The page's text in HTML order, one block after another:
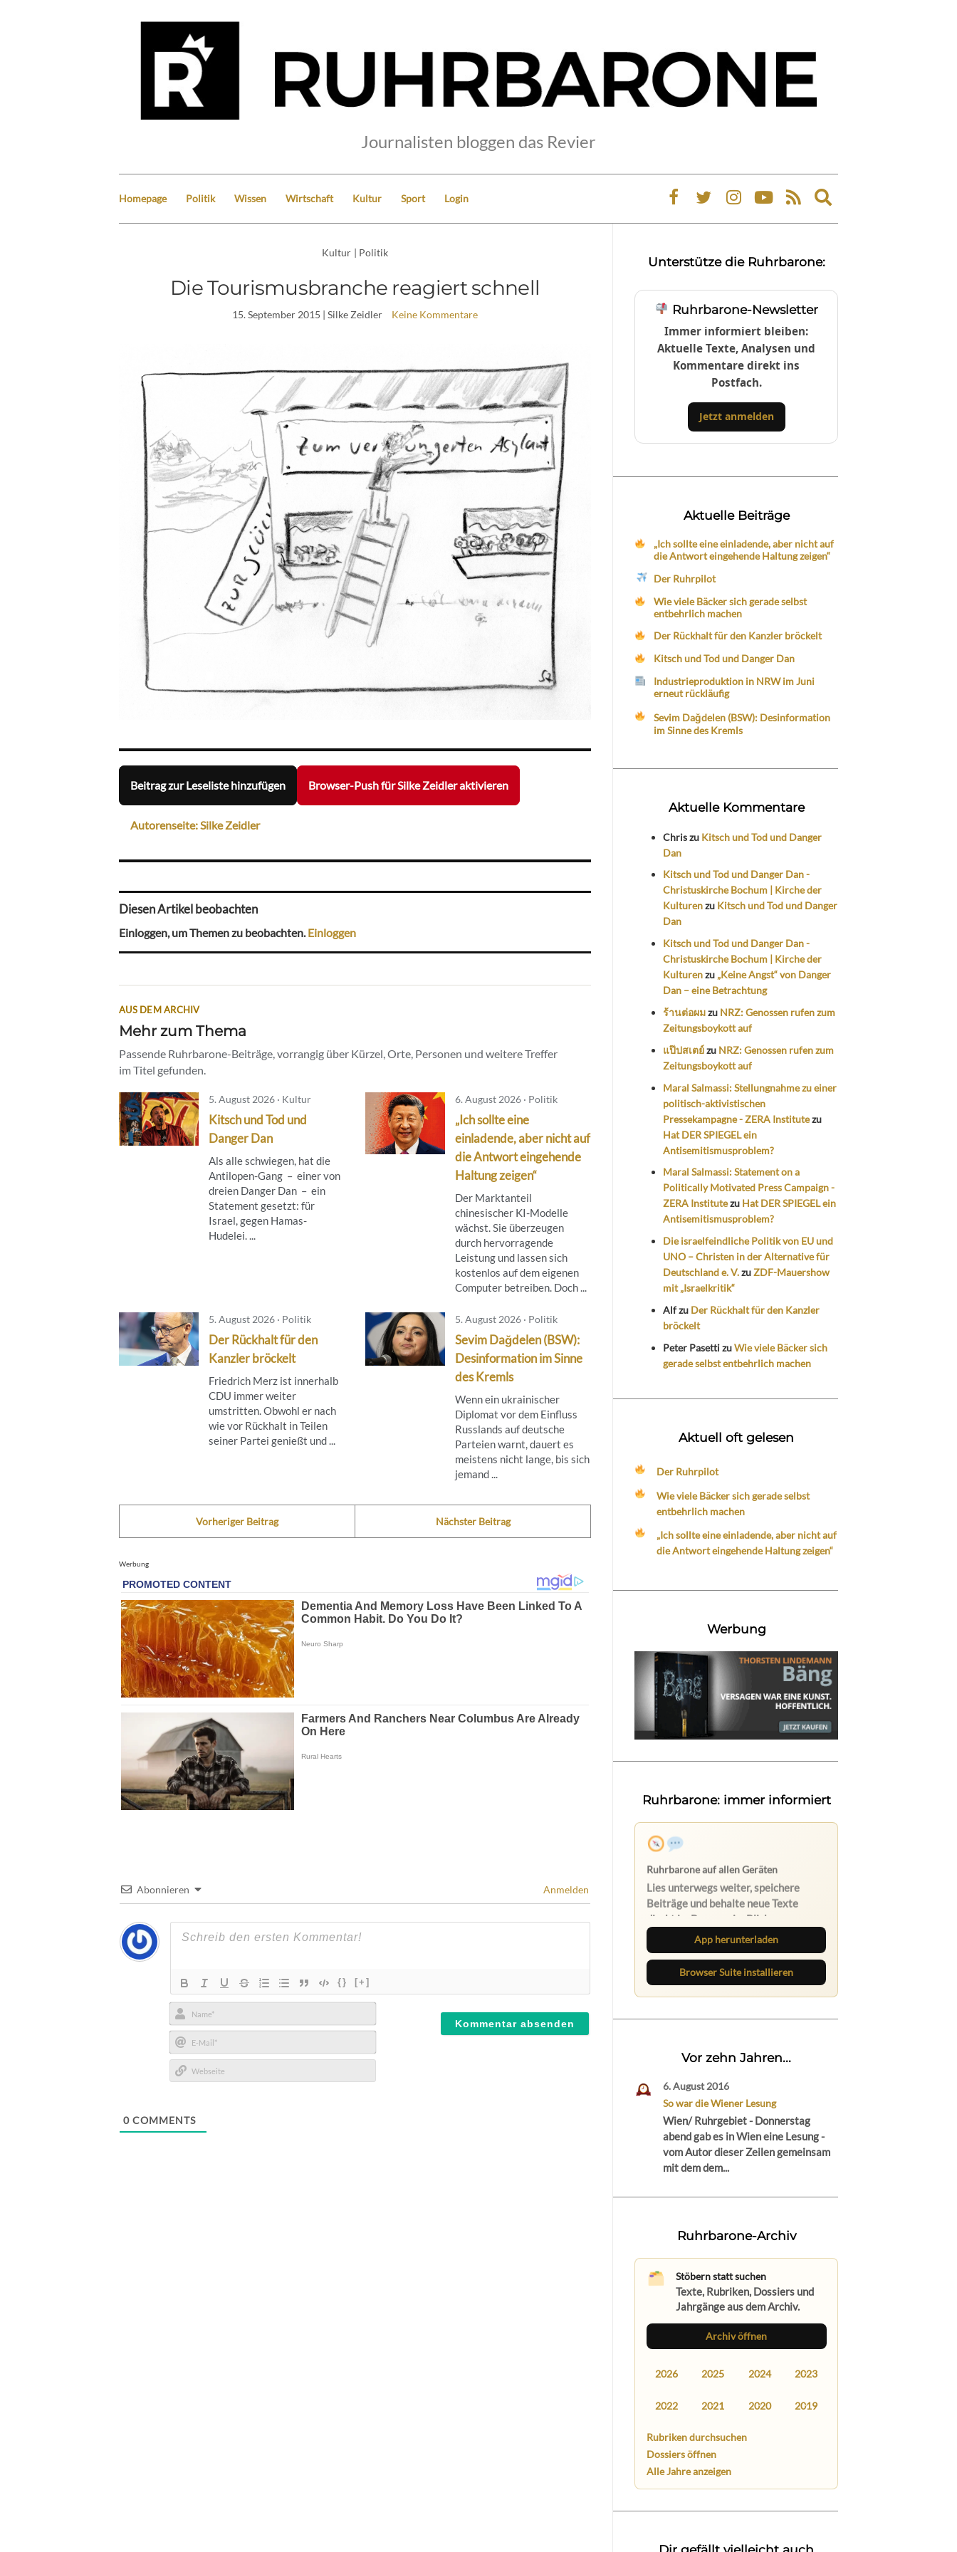
Journalisten bloggen das Revier
Homepage Politik Wissen Wirtschaft Kultur Sport Login
Expand
search
Kultur | Politik
Die Tourismusbranche reagiert schnell
15. September 2015 | Silke Zeidler Keine Kommentare
Beitrag zur Leseliste hinzufügen Browser-Push für Silke Zeidler aktivieren
Autorenseite: Silke Zeidler
Diesen Artikel beobachten
Einloggen, um Themen zu beobachten.Einloggen
AUS DEM ARCHIV
Mehr zum Thema
Passende Ruhrbarone-Beiträge, vorrangig über Kürzel, Orte, Personen und weitere Treffer
im Titel gefunden.
5. August 2026 · Kultur
Kitsch und Tod und
Danger Dan
Als alle schwiegen, hat die
Antilopen-Gang – einer von
dreien Danger Dan – ein
Statement gesetzt: für
Israel, gegen Hamas-
Hudelei. ...
6. August 2026 · Politik
„Ich sollte eine
einladende, aber nicht auf
die Antwort eingehende
Haltung zeigen“
Der Marktanteil
chinesischer KI-Modelle
wächst. Sie überzeugen
durch hervorragende
Leistung und lassen sich
kostenlos auf dem eigenen
Computer betreiben. Doch ...
5. August 2026 · Politik
Der Rückhalt für den
Kanzler bröckelt
Friedrich Merz ist innerhalb
CDU immer weiter
umstritten. Obwohl er nach
wie vor Rückhalt in Teilen
seiner Partei genießt und ...
5. August 2026 · Politik
Sevim Dağdelen (BSW):
Desinformation im Sinne
des Kremls
Wenn ein ukrainischer
Diplomat vor dem Einfluss
Russlands auf deutsche
Parteien warnt, dauert es
meistens nicht lange, bis sich
jemand ...
Vorheriger Beitrag Nächster Beitrag
Werbung
Abonnieren Anmelden
{} [+]
Name*
E-
Mail*
0 COMMENTS
Unterstütze die Ruhrbarone:
Ruhrbarone-Newsletter
Immer informiert bleiben:
Aktuelle Texte, Analysen und
Kommentare direkt ins
Postfach.
Jetzt anmelden
Aktuelle Beiträge
„Ich sollte eine einladende, aber nicht auf
die Antwort eingehende Haltung zeigen“
Der Ruhrpilot
Wie viele Bäcker sich gerade selbst
entbehrlich machen
Der Rückhalt für den Kanzler bröckelt
Kitsch und Tod und Danger Dan
Industrieproduktion in NRW im Juni
erneut rückläufig
Sevim Dağdelen (BSW): Desinformation
im Sinne des Kremls
Aktuelle Kommentare
Chriszu Kitsch und Tod und Danger
Dan
Kitsch und Tod und Danger Dan -
Christuskirche Bochum | Kirche der
Kulturenzu Kitsch und Tod und Danger
Dan
Kitsch und Tod und Danger Dan -
Christuskirche Bochum | Kirche der
Kulturenzu „Keine Angst“ von Danger
Dan – eine Betrachtung
ร้านต่อผมzu NRZ: Genossen rufen zum
Zeitungsboykott auf
แป๊ปสเตย์zu NRZ: Genossen rufen zum
Zeitungsboykott auf
Maral Salmassi: Stellungnahme zu einer
politisch-aktivistischen
Pressekampagne - ZERA Institutezu
Hat DER SPIEGEL ein
Antisemitismusproblem?
Maral Salmassi: Statement on a
Politically Motivated Press Campaign -
ZERA Institutezu Hat DER SPIEGEL ein
Antisemitismusproblem?
Die israelfeindliche Politik von EU und
UNO – Christen in der Alternative für
Deutschland e. V.zuZDF-Mauershow
mit „Israelkritik“
Alfzu Der Rückhalt für den Kanzler
bröckelt
Peter PasettizuWie viele Bäcker sich
gerade selbst entbehrlich machen
Aktuell oft gelesen
Der Ruhrpilot
Wie viele Bäcker sich gerade selbst
entbehrlich machen
„Ich sollte eine einladende, aber nicht auf
die Antwort eingehende Haltung zeigen“
Werbung
Ruhrbarone: immer informiert
App herunterladen
Browser Suite installieren
Vor zehn Jahren...
6. August 2016
So war die Wiener Lesung
Wien/ Ruhrgebiet - Donnerstag
abend gab es in Wien eine Lesung -
vom Autor dieser Zeilen gemeinsam
mit dem dem...
Ruhrbarone-Archiv
Stöbern statt suchen
Texte, Rubriken, Dossiers und
Jahrgänge aus dem Archiv.
Archiv öffnen
2026 2025 2024 2023
2022 2021 2020 2019
Rubriken durchsuchen
Dossiers öffnen
Alle Jahre anzeigen